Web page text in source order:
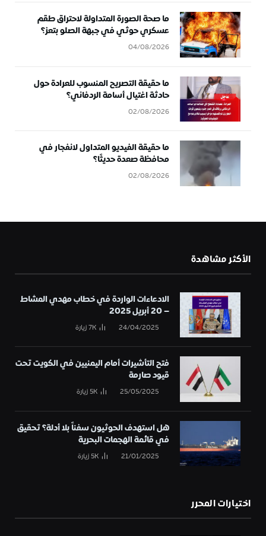
ما صحة الصورة المتداولة لاحتراق طقم
عسكري حوثي في جبهة الصلو بتعز؟
04/08/2026
ما حقيقة التصريح المنسوب للعرادة حول
حادثة اغتيال أسامة الردفاني؟
02/08/2026
ما حقيقة الفيديو المتداول لانفجار في
محافظة صعدة حديثًا؟
02/08/2026
الأكثر مشاهدة
الادعاءات الواردة في خطاب مهدي المشاط
– 20 أبريل 2025
24/04/2025
7Kزيارة
فتح التأشيرات أمام اليمنيين في الكويت تحت
قيود صارمة
25/05/2025
5Kزيارة
هل استهدف الحوثيون سفناً بلا أدلة؟ تحقيق
في قائمة الهجمات البحرية
21/01/2025
5Kزيارة
اختيارات المحرر